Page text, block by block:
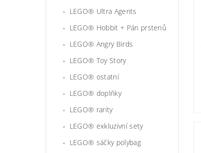
LEGO® Ultra Agents
LEGO® Hobbit + Pán prstenů
LEGO® Angry Birds
LEGO® Toy Story
LEGO® ostatní
LEGO® doplňky
LEGO® rarity
LEGO® exkluzivní sety
LEGO® sáčky polybag